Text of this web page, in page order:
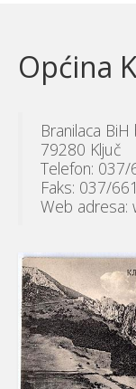
Općina
Branilaca BiH
79280 Ključ
Telefon:
Faks: 037/
Web adresa: